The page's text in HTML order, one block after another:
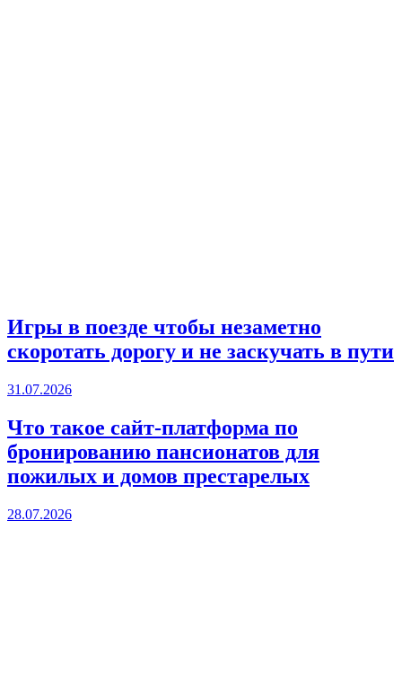
Игры в поезде чтобы незаметно
скоротать дорогу и не заскучать в пути
31.07.2026
Что такое сайт-платформа по
бронированию пансионатов для
пожилых и домов престарелых
28.07.2026